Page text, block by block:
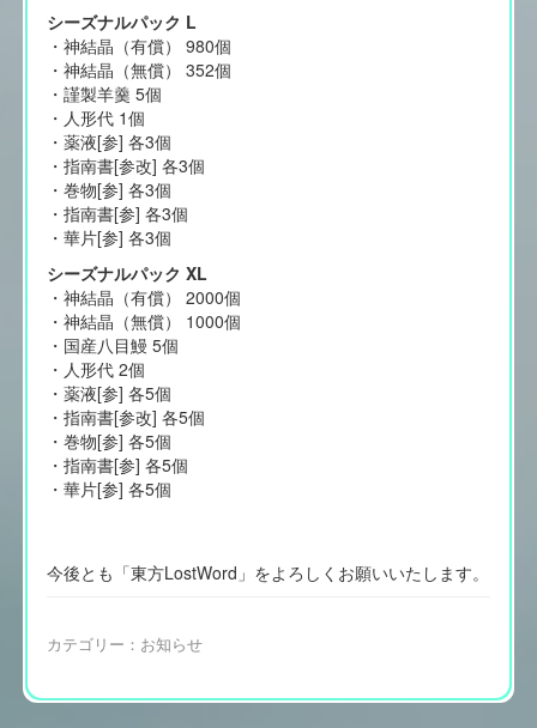
シーズナルパック L
・神結晶（有償） 980個
・神結晶（無償） 352個
・謹製羊羹 5個
・人形代 1個
・薬液[参] 各3個
・指南書[参改] 各3個
・巻物[参] 各3個
・指南書[参] 各3個
・華片[参] 各3個
シーズナルパック XL
・神結晶（有償） 2000個
・神結晶（無償） 1000個
・国産八目鰻 5個
・人形代 2個
・薬液[参] 各5個
・指南書[参改] 各5個
・巻物[参] 各5個
・指南書[参] 各5個
・華片[参] 各5個
今後とも「東方LostWord」をよろしくお願いいたします。
カテゴリー： お知らせ